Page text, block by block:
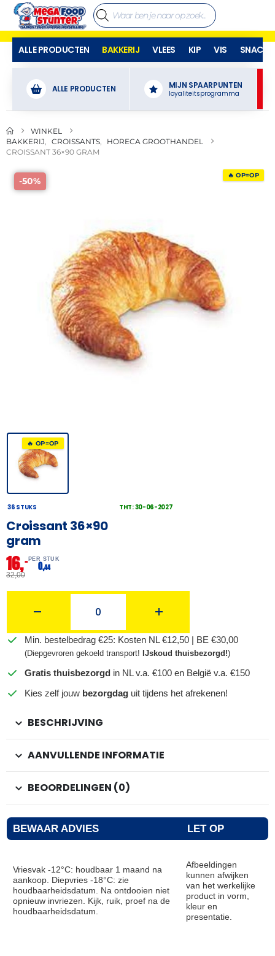
ALLE PRODUCTEN BAKKERIJ VLEES KIP VIS SNACKS
ALLE PRODUCTEN MIJN SPAARPUNTEN
loyaliteitsprogramma
WINKEL
BAKKERIJ
CROISSANTS
HORECA GROOTHANDEL
CROISSANT 36×90 GRAM
-50%
🔥 OP=OP
🔥 OP=OP
36 STUKS THT: 30-06-2027
Croissant 36×90
gram
16,– PER STUK
0,44
32,00
Min. bestelbedrag €25: Kosten NL €12,50 | BE €30,00
(Diepgevroren gekoeld transport! IJskoud thuisbezorgd!)
Gratis thuisbezorgd in NL v.a. €100 en België v.a. €150
Kies zelf jouw bezorgdag uit tijdens het afrekenen!
BESCHRIJVING
AANVULLENDE INFORMATIE
BEOORDELINGEN (0)
BEWAAR ADVIES LET OP
Vriesvak -12°C: houdbaar 1 maand na
aankoop. Diepvries -18°C: zie
houdbaarheidsdatum. Na ontdooien niet
opnieuw invriezen. Kijk, ruik, proef na de
houdbaarheidsdatum.
Afbeeldingen
kunnen afwijken
van het werkelijke
product in vorm,
kleur en
presentatie.